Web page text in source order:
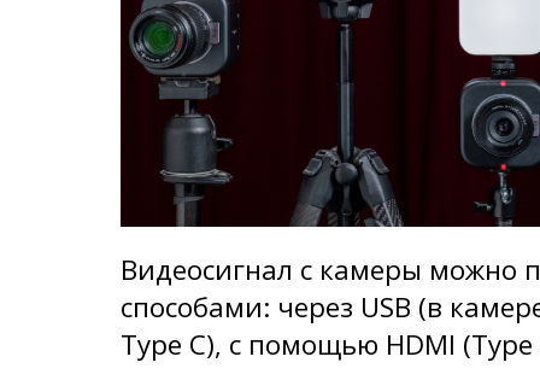
Видеосигнал с камеры можно
способами: через USB (в
Type C), с помощью HDMI